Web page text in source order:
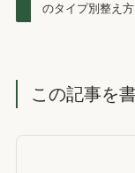
のタイプ別整え方
この記事を